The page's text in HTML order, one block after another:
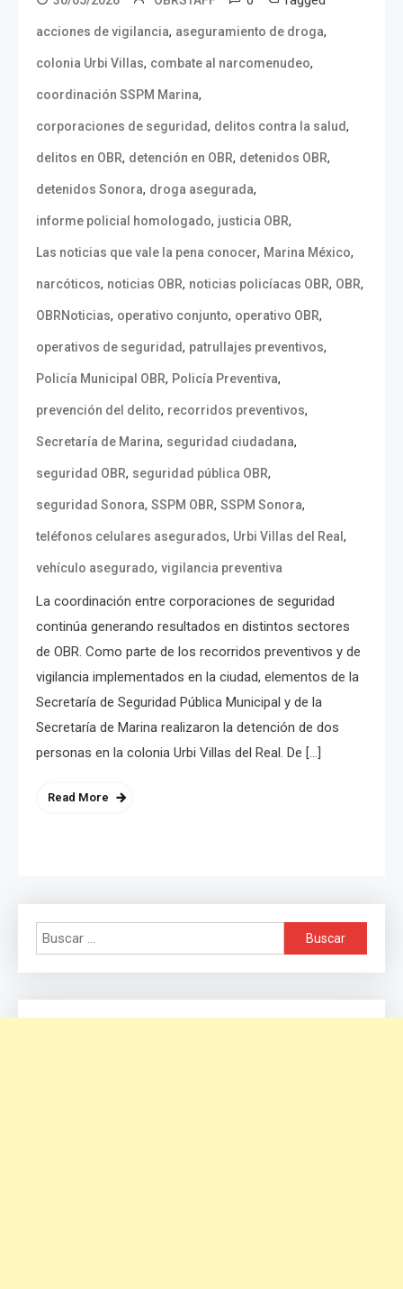
acciones de vigilancia, aseguramiento de droga,
colonia Urbi Villas, combate al narcomenudeo,
coordinación SSPM Marina,
corporaciones de seguridad, delitos contra la salud,
delitos en OBR, detención en OBR, detenidos OBR,
detenidos Sonora, droga asegurada,
informe policial homologado, justicia OBR,
Las noticias que vale la pena conocer, Marina México,
narcóticos, noticias OBR, noticias policíacas OBR, OBR,
OBRNoticias, operativo conjunto, operativo OBR,
operativos de seguridad, patrullajes preventivos,
Policía Municipal OBR, Policía Preventiva,
prevención del delito, recorridos preventivos,
Secretaría de Marina, seguridad ciudadana,
seguridad OBR, seguridad pública OBR,
seguridad Sonora, SSPM OBR, SSPM Sonora,
teléfonos celulares asegurados, Urbi Villas del Real ,
vehículo asegurado, vigilancia preventiva
La coordinación entre corporaciones de seguridad
continúa generando resultados en distintos sectores
de OBR. Como parte de los recorridos preventivos y de
vigilancia implementados en la ciudad, elementos de la
Secretaría de Seguridad Pública Municipal y de la
Secretaría de Marina realizaron la detención de dos
personas en la colonia Urbi Villas del Real. De […]
Read More
Buscar: